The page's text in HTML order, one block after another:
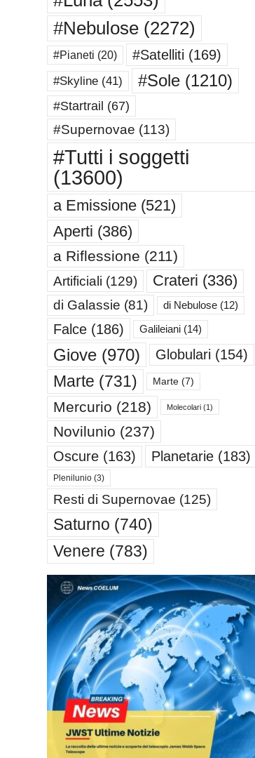
#Nebulose(2272)
#Pianeti (20) #Satelliti (169)
#Skyline(41) #Sole(1210)
#Startrail (67)
#Supernovae (113)
#Tutti i soggetti
(13600)
a Emissione(521)
Aperti (386)
a Riflessione (211)
Artificiali (129) Crateri (336)
di Galassie (81) di Nebulose(12)
Falce(186) Galileiani(14)
Giove(970) Globulari (154)
Marte (731) Marte(7)
Mercurio (218) Molecolari(1)
Novilunio (237)
Oscure(163) Planetarie(183)
Plenilunio(3)
Resti di Supernovae (125)
Saturno (740)
Venere (783)